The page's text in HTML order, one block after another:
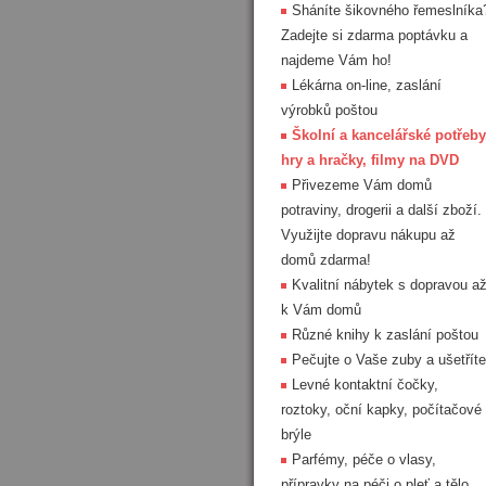
Sháníte šikovného
Zadejte si zdarma poptávku a
najdeme Vám ho!
Lékárna on-line, zaslání
výrobků poštou
Školní a kancelářské
hry a hračky, filmy na DVD
Přivezeme Vám domů
potraviny, drogerii a další zboží.
Využijte dopravu nákupu až
domů zdarma!
Kvalitní nábytek s dopravou až
k Vám domů
Různé knihy k zaslání poštou
Pečujte o Vaše zuby a ušetříte
Levné kontaktní čočky,
roztoky, oční kapky, počítačové
brýle
Parfémy, péče o vlasy,